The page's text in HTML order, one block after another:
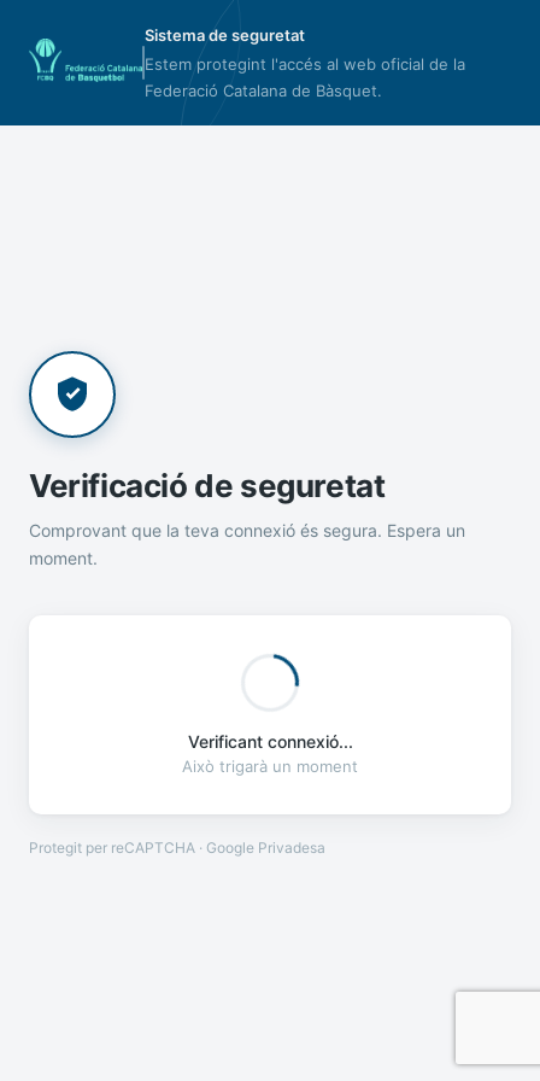
Sistema de seguretat
Estem protegint l'accés al web oficial de la
Federació Catalana de Bàsquet.
Verificació de seguretat
Comprovant que la teva connexió és segura. Espera un
moment.
Verificant connexió...
Això trigarà un moment
Protegit per reCAPTCHA · Google Privadesa